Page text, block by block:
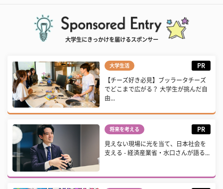
大学生にきっかけを届けるスポンサー
大学生活 PR
【チーズ好き必見】ブッラータチーズ
でどこまで広がる？ 大学生が挑んだ自
由...
将来を考える PR
見えない現場に光を当て、日本社会を
支える - 経済産業省・水口さんが語る...